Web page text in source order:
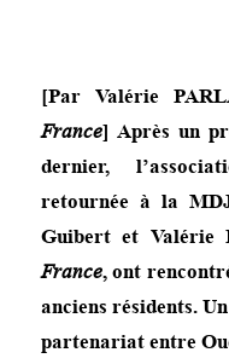
[Par Valérie
France] Après un
dernier,
retournée à la
Guibert et Valérie
France, ont
anciens résidents.
partenariat entre